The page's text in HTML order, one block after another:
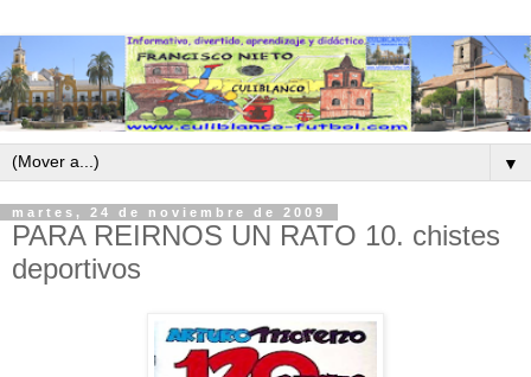
▼
martes, 24 de noviembre de 2009
PARA REIRNOS UN RATO 10. chistes
deportivos